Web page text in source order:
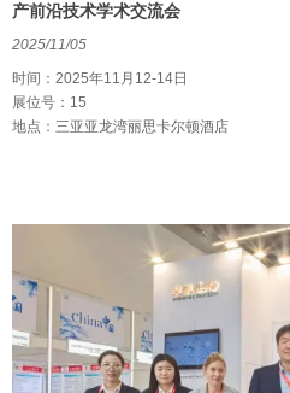
产前沿技术学术交流会
2025/11/05
时间：2025年11月12-14日
展位号：15
地点：三亚亚龙湾丽思卡尔顿酒店